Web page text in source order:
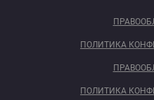
ПОЛИТИКА
ПОЛИТИКА